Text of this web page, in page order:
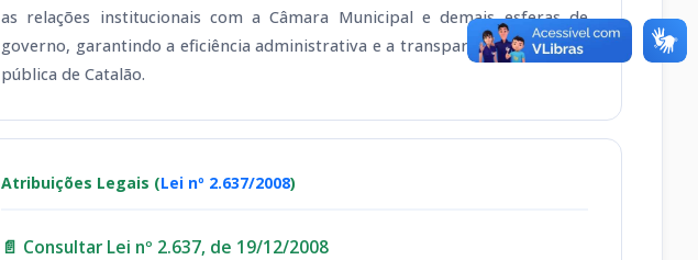
as relações institucionais com a Câmara Municipal e demais esferas de
governo, garantindo a eficiência administrativa e a transparência na gestão
pública de Catalão.
Atribuições Legais (Lei nº 2.637/2008)
📄 Consultar Lei nº 2.637, de 19/12/2008